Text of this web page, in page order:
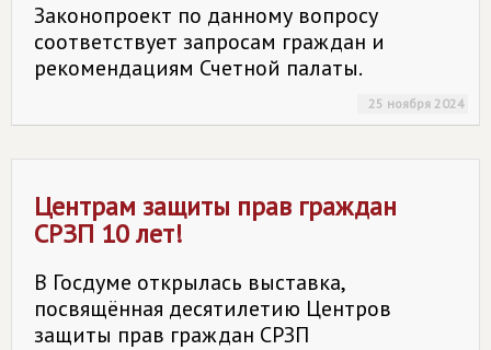
Законопроект по данному вопросу
соответствует запросам граждан и
рекомендациям Счетной палаты.
25 ноября 2024
Центрам защиты прав граждан
СРЗП 10 лет!
В Госдуме открылась выставка,
посвящённая десятилетию Центров
защиты прав граждан СРЗП